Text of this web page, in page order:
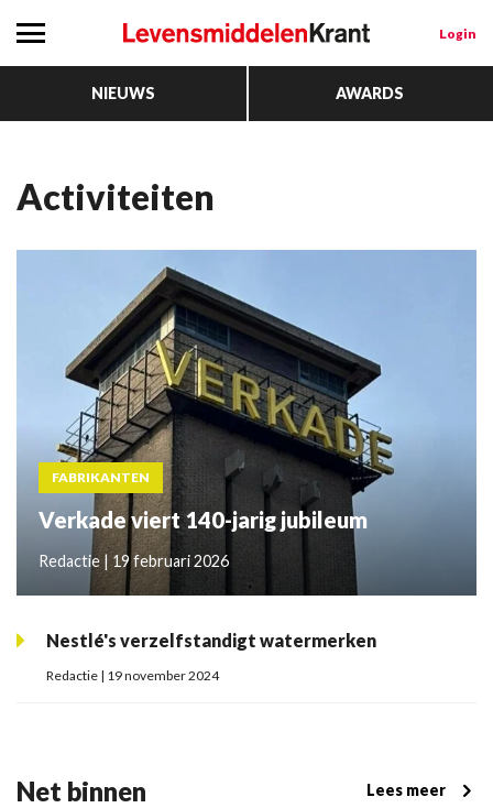
Login
NIEUWS AWARDS
activiteiten
FABRIKANTEN
Verkade viert 140-jarig jubileum
Redactie | 19 februari 2026
Nestlé's verzelfstandigt watermerken
Redactie | 19 november 2024
Net binnen Lees meer